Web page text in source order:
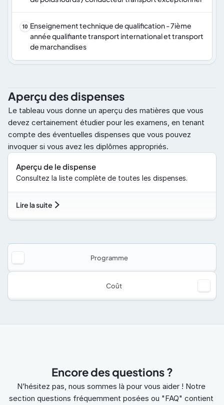
10 Enseignement technique de qualification - 7ième
année qualifiante transport international et transport
de marchandises
Aperçu des dispenses
Le tableau vous donne un aperçu des matières que vous
devez certainement étudier pour les examens, en tenant
compte des éventuelles dispenses que vous pouvez
invoquer si vous avez les diplômes appropriés.
Aperçu de le dispense
Consultez la liste complète de toutes les dispenses.
Lire la suite
Programme
Coût
Encore des questions ?
N’hésitez pas, nous sommes là pour vous aider ! Notre
section questions fréquemment posées ou "FAQ" contient